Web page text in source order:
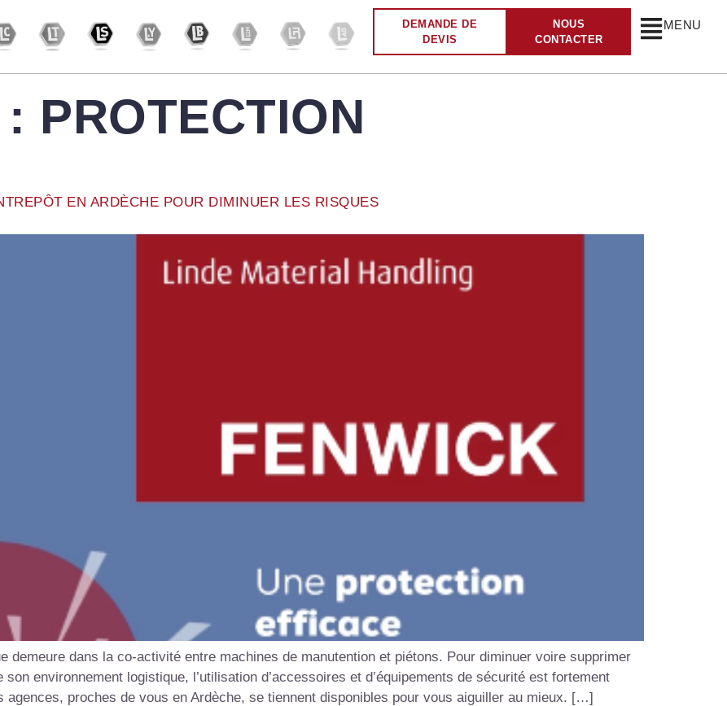
DEMANDE DE
DEVIS
NOUS
CONTACTER
MENU
PROTECTION
EN ARDÈCHE POUR DIMINUER LES RISQUES
demeure dans la co-activité entre machines de manutention et piétons. Pour diminuer voire supprimer
environnement logistique, l’utilisation d’accessoires et d’équipements de sécurité est fortement
agences, proches de vous en Ardèche, se tiennent disponibles pour vous aiguiller au mieux. […]